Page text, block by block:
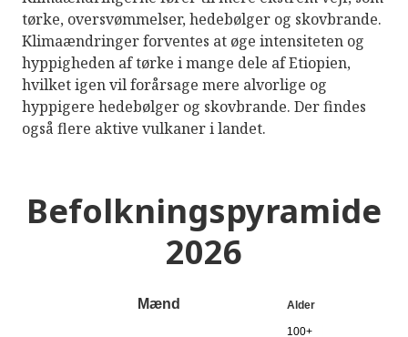
tørke, oversvømmelser, hedebølger og skovbrande.
Klimaændringer forventes at øge intensiteten og
hyppigheden af tørke i mange dele af Etiopien,
hvilket igen vil forårsage mere alvorlige og
hyppigere hedebølger og skovbrande. Der findes
også flere aktive vulkaner i landet.
Befolkningspyramide
2026
Mænd Alder
100+